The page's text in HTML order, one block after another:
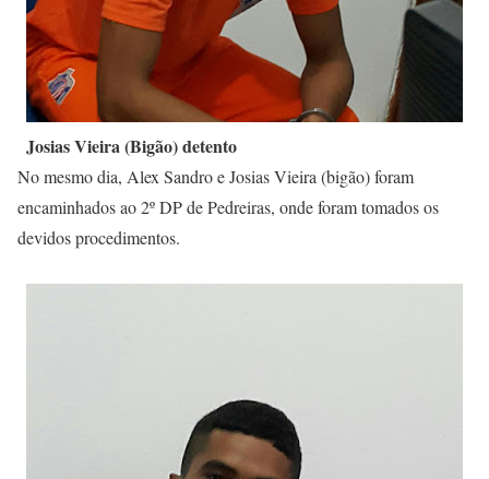
Josias Vieira (Bigão) detento
No mesmo dia, Alex Sandro e Josias Vieira (bigão) foram
encaminhados ao 2º DP de Pedreiras, onde foram tomados os
devidos procedimentos.